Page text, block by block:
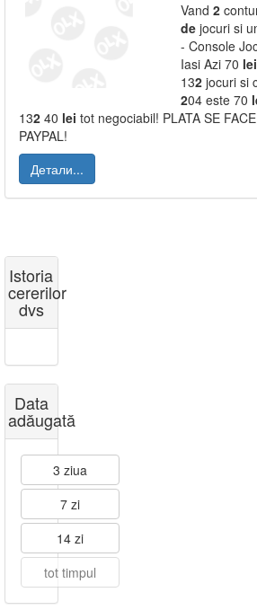
Vand 2
de jocuri si
- Console
Iasi Azi 70 lei
132 jocuri si
204 este 70
132 40 lei tot negociabil! PLATA SE
PAYPAL!
Детали...
Istoria
cererilor
dvs
Data
adăugată
3 ziua
7 zi
14 zi
tot timpul